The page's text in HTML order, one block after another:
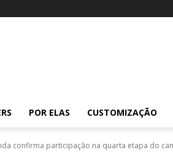
POR ELAS CUSTOMIZAÇÃO
confirma participação na quarta etapa do